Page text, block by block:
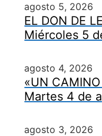
agosto 5, 2026
EL DON DE
Miércoles 5
agosto 4, 2026
«UN CAMINO
Martes 4 de
agosto 3, 2026